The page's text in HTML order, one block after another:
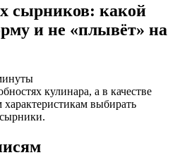
сырников: какой
и не «плывёт» на
кулинара, а в качестве
выбирать
сырники.